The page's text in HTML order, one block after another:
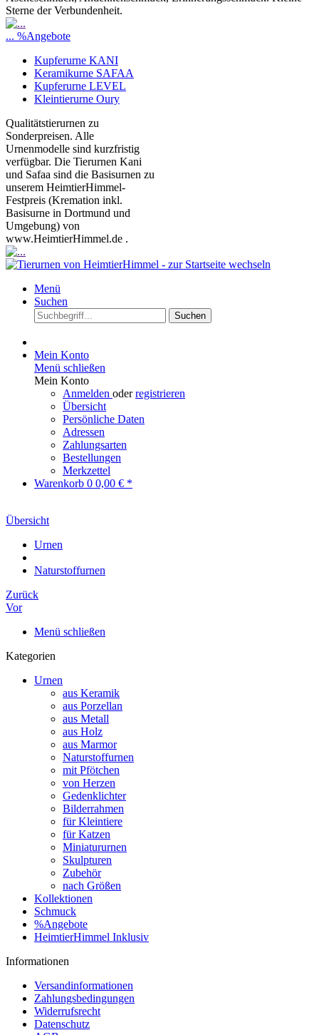
Sterne der Verbundenheit.
... %Angebote
Kupferurne KANI
Keramikurne SAFAA
Kupferurne LEVEL
Kleintierurne Oury
Qualitätstierurnen zu
Sonderpreisen. Alle
Urnenmodelle sind kurzfristig
verfügbar. Die Tierurnen Kani
und Safaa sind die Basisurnen zu
unserem HeimtierHimmel-
Festpreis (Kremation inkl.
Basisurne in Dortmund und
Umgebung) von
www.HeimtierHimmel.de .
Menü
Suchen
Suchen
Mein Konto
Menü schließen
Mein Konto
Anmelden oderregistrieren
Übersicht
Persönliche Daten
Adressen
Zahlungsarten
Bestellungen
Merkzettel
Warenkorb 0 0,00 € *
Übersicht
Urnen
Naturstoffurnen
Zurück
Vor
Menü schließen
Kategorien
Urnen
aus Keramik
aus Porzellan
aus Metall
aus Holz
aus Marmor
Naturstoffurnen
mit Pfötchen
von Herzen
Gedenklichter
Bilderrahmen
für Kleintiere
für Katzen
Miniatururnen
Skulpturen
Zubehör
nach Größen
Kollektionen
Schmuck
%Angebote
HeimtierHimmel Inklusiv
Informationen
Versandinformationen
Zahlungsbedingungen
Widerrufsrecht
Datenschutz